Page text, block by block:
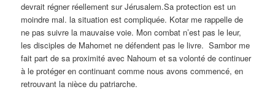
devrait régner réellement sur Jérusalem.Sa protection est un
moindre mal. la situation est compliquée. Kotar me rappelle de
ne pas suivre la mauvaise voie. Mon combat n’est pas le leur,
les disciples de Mahomet ne défendent pas le livre. Sambor me
fait part de sa proximité avec Nahoum et sa volonté de continuer
à le protéger en continuant comme nous avons commencé, en
retrouvant la nièce du patriarche.